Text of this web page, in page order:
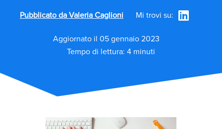
Pubblicato da Valeria Caglioni Mi trovi su:
Aggiornato il 05 gennaio 2023
Tempo di lettura: 4 minuti